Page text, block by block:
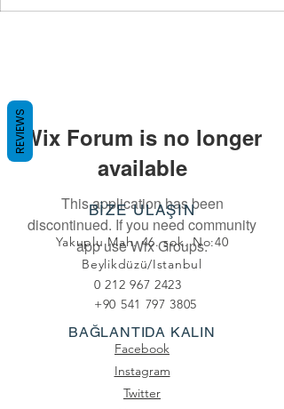
Wix Forum is no longer
available
This application has been
discontinued. If you need community
app use Wix Groups.
BİZE ULAŞIN
Yakuplu Mah. 46. sok. No:40
Beylikdüzü/Istanbul
0 212 967 2423
+90 541 797 3805
BAĞLANTIDA KALIN
Facebook
Instagram
Twitter
REVIEWS